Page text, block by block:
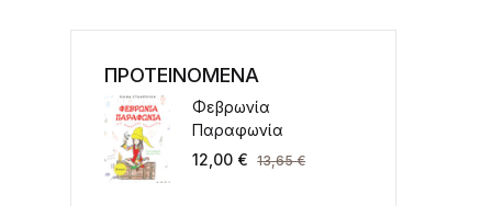
ΠΡΟΤΕΙΝΟΜΕΝΑ
Φεβρωνία
Παραφωνία
12,00 € 13,65€